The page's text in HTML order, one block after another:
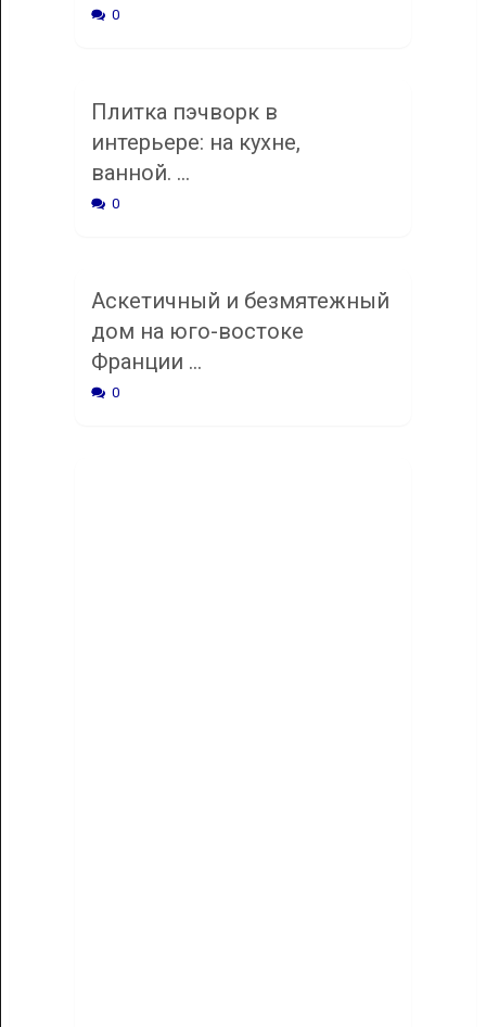
0
Плитка пэчворк в
интерьере: на кухне,
ванной. …
0
Аскетичный и безмятежный
дом на юго-востоке
Франции …
0